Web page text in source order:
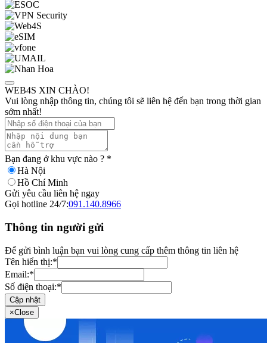
WEB4S XIN CHÀO!
Vui lòng nhập thông tin, chúng tôi sẽ liên hệ đến bạn trong thời gian
sớm nhất!
Bạn đang ở khu vực nào ? *
Hà Nội
Hồ Chí Minh
Gửi yêu cầu liên hệ ngay
Gọi hotline 24/7:091.140.8966
Thông tin người gửi
Để gửi bình luận bạn vui lòng cung cấp thêm thông tin liên hệ
Tên hiển thị:*
Email:*
Số điện thoại:*
Cập nhật
×Close